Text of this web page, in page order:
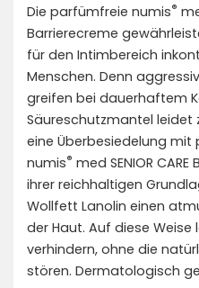
Die parfümfreie numis®
Barrierecreme
für den Intimbereich
Menschen. Denn
greifen bei dauerhaftem
Säureschutzmantel leidet
eine Überbesiedelung mit
numis® med SENIOR
ihrer reichhaltigen
Wollfett Lanolin einen
der Haut. Auf diese Weise
verhindern, ohne die
stören. Dermatologisch